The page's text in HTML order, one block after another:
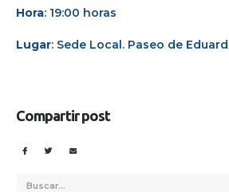
Hora: 19:00 horas
Lugar: Sede Local. Paseo de
Compartir post